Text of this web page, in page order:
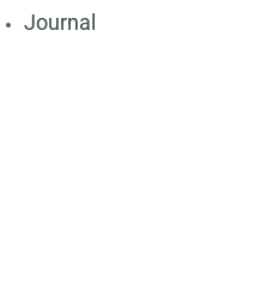
Journal